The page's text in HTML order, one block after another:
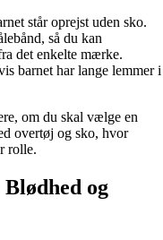
står oprejst uden sko.
så du kan
det enkelte mærke.
barnet har lange lemmer i
om du skal vælge en
overtøj og sko, hvor
rolle.
og